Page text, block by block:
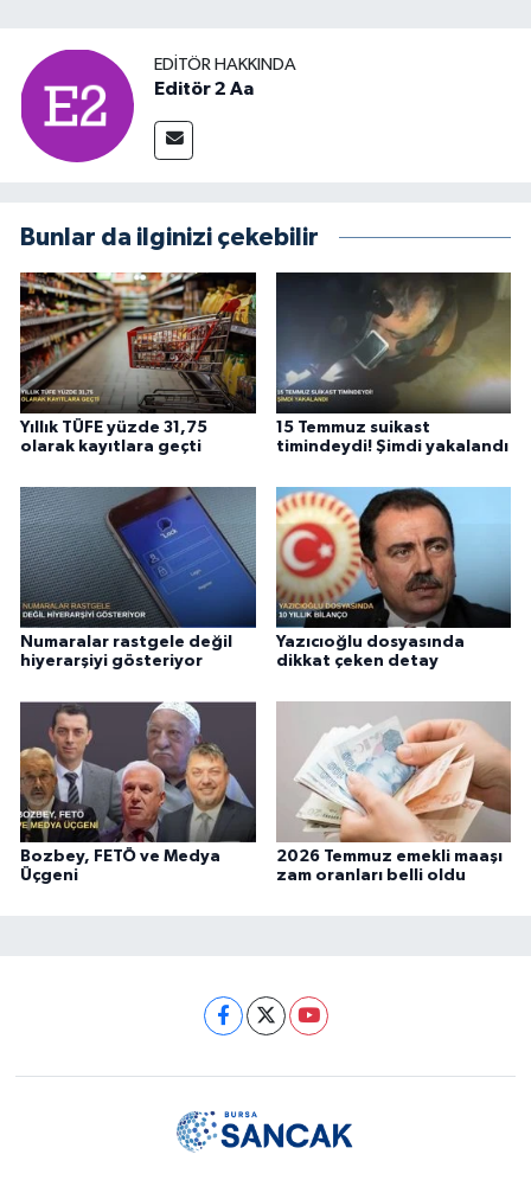
EDITÖR HAKKINDA
Editör 2 Aa
Bunlar da ilginizi çekebilir
Yıllık TÜFE yüzde 31,75
olarak kayıtlara geçti
15 Temmuz suikast
timindeydi! Şimdi yakalandı
Numaralar rastgele değil
hiyerarşiyi gösteriyor
Yazıcıoğlu dosyasında
dikkat çeken detay
Bozbey, FETÖ ve Medya
Üçgeni
2026 Temmuz emekli maaşı
zam oranları belli oldu